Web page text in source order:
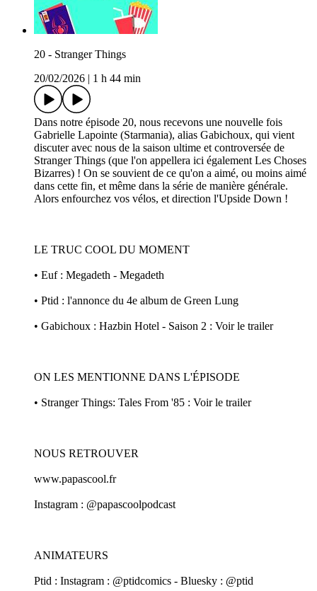
20 - Stranger Things
20/02/2026
1 h 44 min
Dans notre épisode 20, nous recevons une nouvelle fois
Gabrielle Lapointe (Starmania), alias Gabichoux, qui vient
discuter avec nous de la saison ultime et controversée de
Stranger Things (que l'on appellera ici également Les Choses
Bizarres) ! On se souvient de ce qu'on a aimé, ou moins aimé
dans cette fin, et même dans la série de manière générale.
Alors enfourchez vos vélos, et direction l'Upside Down !
LE TRUC COOL DU MOMENT
• Euf : Megadeth - Megadeth
• Ptid : l'annonce du 4e album de Green Lung
• Gabichoux : Hazbin Hotel - Saison 2 : Voir le trailer
ON LES MENTIONNE DANS L'ÉPISODE
• Stranger Things: Tales From '85 : Voir le trailer
NOUS RETROUVER
www.papascool.fr
Instagram : @papascoolpodcast
ANIMATEURS
Ptid : Instagram : @ptidcomics - Bluesky : @ptid